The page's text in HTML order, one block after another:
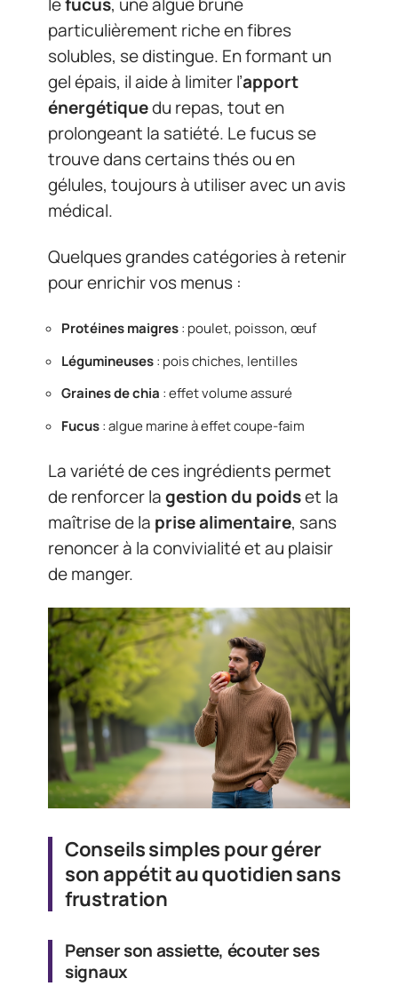
particulièrement riche en fibres
solubles, se distingue. En formant un
gel épais, il aide à limiter l’apport
énergétiquedu repas, tout en
prolongeant la satiété. Le fucus se
trouve dans certains thés ou en
gélules, toujours à utiliser avec un avis
médical.
Quelques grandes catégories à retenir
pour enrichir vos menus :
Protéines maigres: poulet, poisson, œuf
Légumineuses: pois chiches, lentilles
Graines de chia : effet volume assuré
Fucus: algue marine à effet coupe-faim
La variété de ces ingrédients permet
de renforcer lagestion du poidset la
maîtrise de la prise alimentaire, sans
renoncer à la convivialité et au plaisir
de manger.
Conseils simples pour gérer
son appétit au quotidien sans
frustration
Penser son assiette, écouter ses
signaux